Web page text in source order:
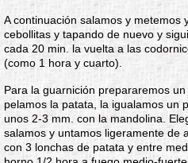
A continuación salamos y metemos
cebollitas y tapando de nuevo y
cada 20 min. la vuelta a las
(como 1 hora y cuarto).
Para la guarnición prepararemos
pelamos la patata, la igualamos un
unos 2-3 mm. con la mandolina.
salamos y untamos ligeramente de
con 3 lonchas de patata y entre